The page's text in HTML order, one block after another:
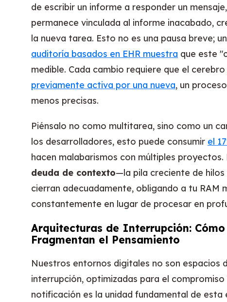
de escribir un informe a responder un
permanece vinculada al informe inacabado,
la nueva tarea. Esto no es una pausa breve;
auditoría basados en EHR muestra que este
medible. Cada cambio requiere que el cerebro
previamente activa por una nueva, un
menos precisas.
Piénsalo no como multitarea, sino como un
los desarrolladores, esto puede consumir el
hacen malabarismos con múltiples
deuda de contexto—la pila creciente de
cierran adecuadamente, obligando a tu RAM
constantemente en lugar de procesar en
Arquitecturas de Interrupción:
Fragmentan el Pensamiento
Nuestros entornos digitales no son espacios
interrupción, optimizadas para el
notificación es la unidad fundamental de